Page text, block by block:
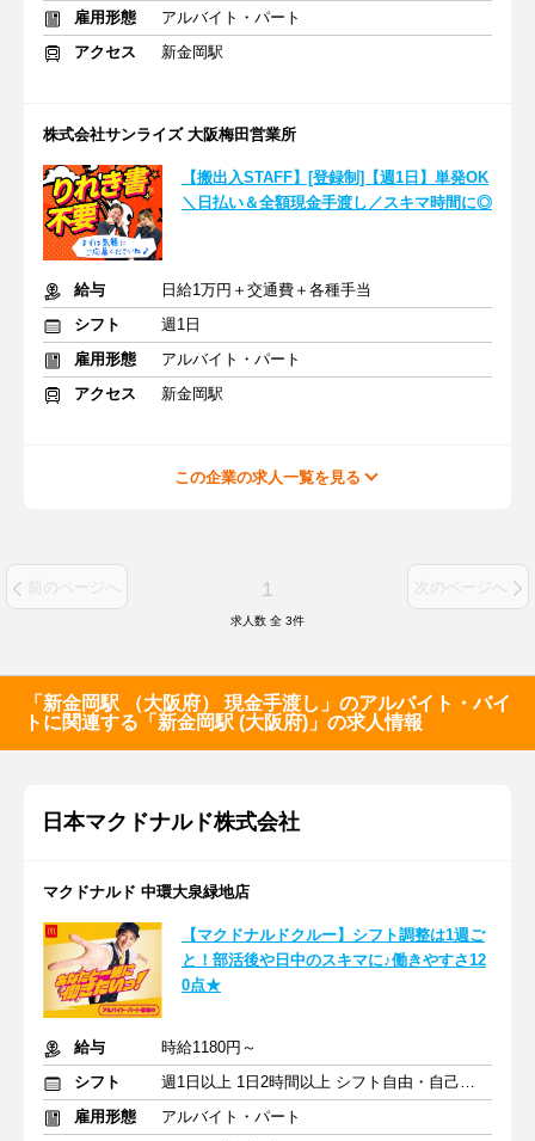
雇用形態
アルバイト・パート
アクセス
新金岡駅
株式会社サンライズ 大阪梅田営業所
【搬出入STAFF】[登録制]【週1日】単発OK
＼日払い＆全額現金手渡し／スキマ時間に◎
給与
日給1万円＋交通費＋各種手当
シフト
週1日
雇用形態
アルバイト・パート
アクセス
新金岡駅
この企業の求人一覧を見る
前のページへ 1 次のページへ
求人数 全 3件
「新金岡駅 （大阪府） 現金手渡し」のアルバイト・バイ
トに関連する「新金岡駅 (大阪府)」の求人情報
日本マクドナルド株式会社
マクドナルド 中環大泉緑地店
【マクドナルドクルー】シフト調整は1週ご
と！部活後や日中のスキマに♪働きやすさ12
0点★
給与
時給1180円～
シフト
週1日以上 1日2時間以上 シフト自由・自己申告
雇用形態
アルバイト・パート